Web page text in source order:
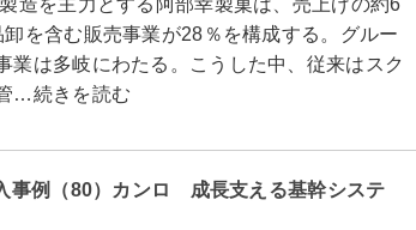
を主力とする阿部幸製菓は、売上げの約6
を含む販売事業が28％を構成する。グルー
業は多岐にわたる。こうした中、従来はスク
…続きを読む
事例（80）カンロ 成長支える基幹システ